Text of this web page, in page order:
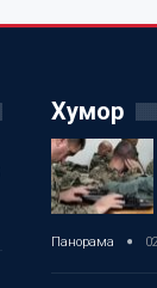
Хумор
Панорама